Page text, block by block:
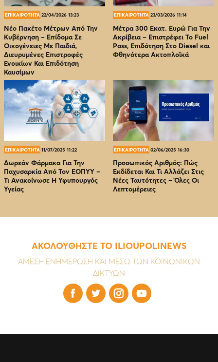
ΕΠΙΚΑΙΡΟΤΗΤΑ 22/04/2026 13:23
Νέο Πακέτο Μέτρων Από Την
Κυβέρνηση – Επίδομα Σε
Οικογένειες Με Παιδιά,
Διευρυμένες Επιστροφές
Ενοικίων Και Επιδότηση
Καυσίμων
ΕΠΙΚΑΙΡΟΤΗΤΑ 23/03/2026 11:14
Μέτρα 300 Εκατ. Ευρώ Για Την
Ακρίβεια – Επιστρέφει Το Fuel
Pass, Επιδότηση Στο Diesel και
Φθηνότερα Ακτοπλοϊκά
ΕΠΙΚΑΙΡΟΤΗΤΑ 11/07/2025 11:22
Δωρεάν Φάρμακα Για Την
Παχυσαρκία Από Τον EOΠΥΥ –
Τι Ανακοίνωσε Η Υφυπουργός
Υγείας
ΕΠΙΚΑΙΡΟΤΗΤΑ 02/06/2025 16:30
Προσωπικός Αριθμός: Πώς
Εκδίδεται Και Τι Αλλάζει Στις
Νέες Ταυτότητες – Όλες Οι
Λεπτομέρειες
ΑΚΟΛΟΥΘΗΣΤΕ ΤΟ ILIOUPOLINEWS
ΑΜΕΣΗ ΕΝΗΜΕΡΩΣΗ ΚΑΙ ΜΕΣΩ ΤΩΝ ΚΟΙΝΩΝΙΚΩΝ
ΔΙΚΤΥΩΝ
   